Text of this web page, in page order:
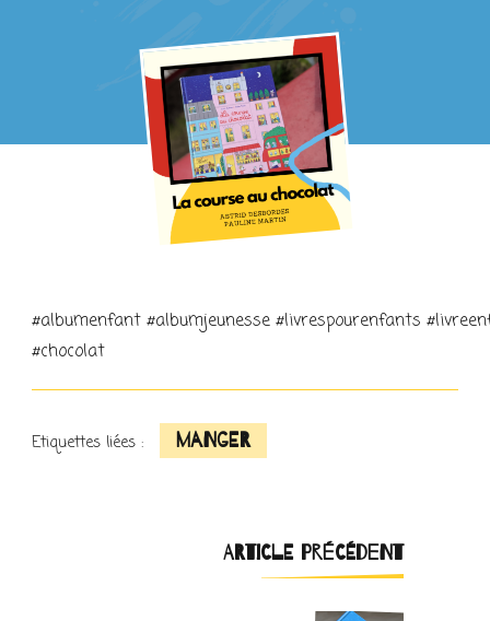
#albumenfant #albumjeunesse #livrespourenfants
#chocolat
Etiquettes liées : manger
Navigation
d'article
ARTICLE PRÉCÉDENT